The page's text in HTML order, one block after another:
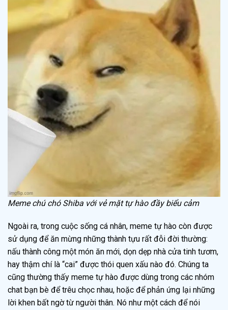
Meme chú chó Shiba với vẻ mặt tự hào đầy biểu cảm
Ngoài ra, trong cuộc sống cá nhân, meme tự hào còn được
sử dụng để ăn mừng những thành tựu rất đỗi đời thường:
nấu thành công một món ăn mới, dọn dẹp nhà cửa tinh tươm,
hay thậm chí là “cai” được thói quen xấu nào đó. Chúng ta
cũng thường thấy meme tự hào được dùng trong các nhóm
chat bạn bè để trêu chọc nhau, hoặc để phản ứng lại những
lời khen bất ngờ từ người thân. Nó như một cách để nói